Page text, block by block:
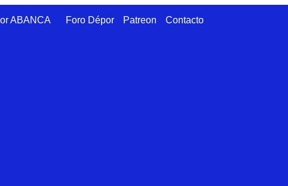
ABANCA Foro Dépor Patreon Contacto